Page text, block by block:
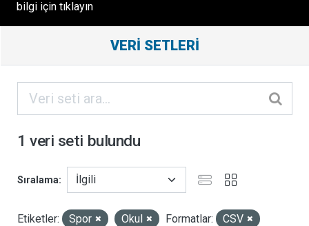
bilgi için tıklayın
Sonuçları
ORGANIZASYONLAR
KATEGORILER
ETIKETLER
VERI SETLERI
1 veri seti bulundu
Sıralama
Etiketler: Spor Okul Formatlar:
CSV